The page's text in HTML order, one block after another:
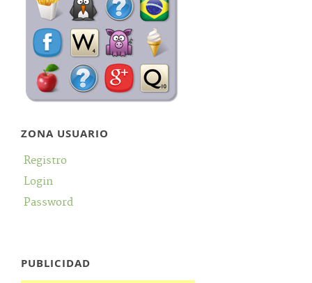
ZONA USUARIO
Registro
Login
Password
PUBLICIDAD